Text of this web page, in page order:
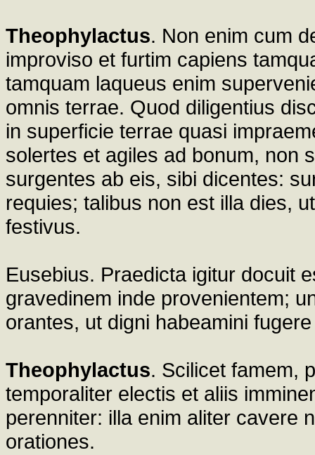
Theophylactus. Non enim cum
improviso et furtim capiens
tamquam laqueus enim
omnis terrae. Quod diligentius
in superficie terrae quasi
solertes et agiles ad bonum, non
surgentes ab eis, sibi dicentes:
requies; talibus non est illa dies,
festivus.
Eusebius. Praedicta igitur docuit
gravedinem inde provenientem;
orantes, ut digni habeamini
Theophylactus. Scilicet famem,
temporaliter electis et aliis
perenniter: illa enim aliter cavere
orationes.